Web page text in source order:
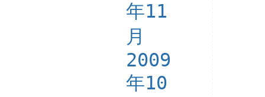
年11
月
2009
年10